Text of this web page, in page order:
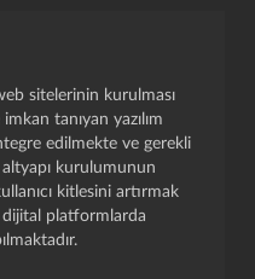
işlemleri olmak
yer alan diğer faillere
banka
veya düzenli geliri
hesaplarını
ücretler ödendiği tespit
sitelerinin kurulması
tanıyan yazılım
edilmekte ve gerekli
kurulumunun
kitlesini artırmak
dijital platformlarda
kapat